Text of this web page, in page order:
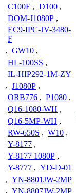
C100E , D100 ,
DOM-J1080P ,
EC9-IPC-JV-3480-
F
, GW10 ,
HL-100SS ,
IL-HIP292-1M-ZY
, J1080P ,
ORB776 , P1080 ,
Q16-1080-WH ,
Q16-5MP-WH ,
RW-650S , W10 ,
Y-8177 ,
Y-8177 1080P ,
Y-8777 , YD-D-01
, YN-8801JW-2MP
, YN-8807JW-2MP